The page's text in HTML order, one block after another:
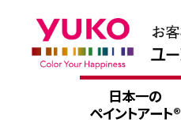
日本一の
ペイントアート®